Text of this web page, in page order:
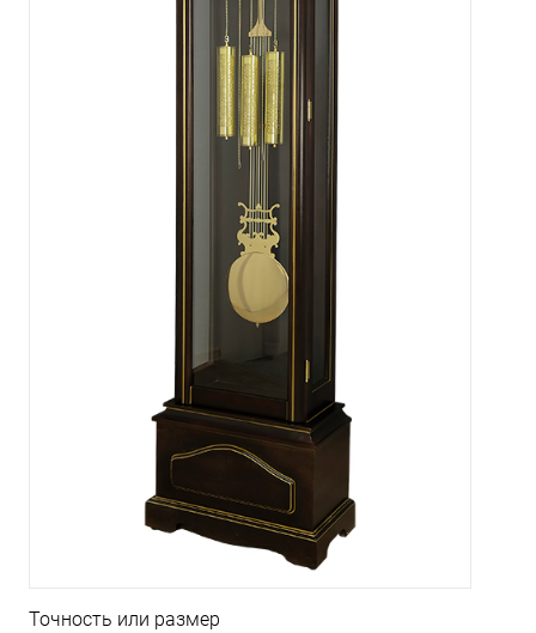
Точность или размер